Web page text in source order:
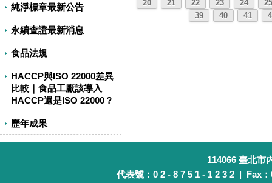
純淨標章最新公告
永續查證最新消息
食品法規
HACCP與ISO 22000差異
比較｜食品工廠該導入
HACCP還是ISO 22000？
歷年成果
20
21 22 23 24
25
39
40 41
114066 臺北市
代表號：0 2 - 8 7 5 1 - 1 2 3 2 | Fax